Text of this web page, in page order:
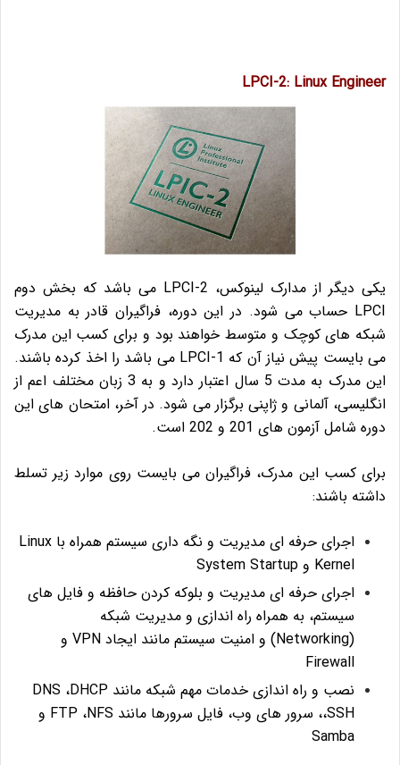
LPCI-2: Linux Engineer
یکی دیگر از مدارک لینوکس، LPCI-2 می باشد که بخش دوم
LPCI حساب می شود. در این دوره، فراگیران قادر به مدیریت
شبکه های کوچک و متوسط خواهند بود و برای کسب این مدرک
می بایست پیش نیاز آن که LPCI-1 می باشد را اخذ کرده باشند.
این مدرک به مدت 5 سال اعتبار دارد و به 3 زبان مختلف اعم از
انگلیسی، آلمانی و ژاپنی برگزار می شود. در آخر، امتحان های این
دوره شامل آزمون های 201 و 202 است.
برای کسب این مدرک، فراگیران می بایست روی موارد زیر تسلط
داشته باشند:
اجرای حرفه ای مدیریت و نگه داری سیستم همراه با Linux
Kernel و System Startup
اجرای حرفه ای مدیریت و بلوکه کردن حافظه و فایل های
سیستم، به همراه راه اندازی و مدیریت شبکه
(Networking) و امنیت سیستم مانند ایجاد VPN و
Firewall
نصب و راه اندازی خدمات مهم شبکه مانند DNS ،DHCP
،SSH، سرور های وب، فایل سرورها مانند FTP ،NFS و
Samba